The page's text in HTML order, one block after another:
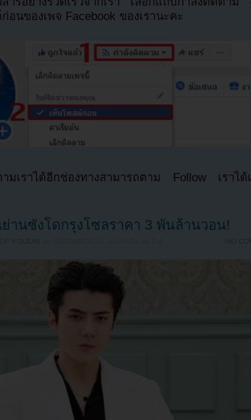
อนของเพจ Facebook ของเรานะคะ
มเราได้อีกช่องทางสามารถตาม Follow เราได้
านซังโดกรุงโซลราคา 3 พันล้านวอน!
YOUZAB NO